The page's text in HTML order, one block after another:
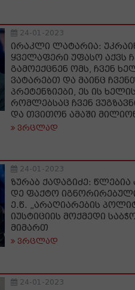
24-01-2023
ირაკლი ლატარია:
ყველაფერი უფასო აქვს
გამოექცნენ ომს, ჩვენ
ვატარებთ და მაინც
პრეტენზიები, ეს ის
რომლებსაც ჩვენ
და თვითონ ამაში
ვრცლად
24-01-2023
ზურაბ ქადაგიძე:
დე ფაქტო
ე.წ. „არაღიარების
იუსტიციის მოქმედი
მიმართ
ვრცლად
24-01-2023